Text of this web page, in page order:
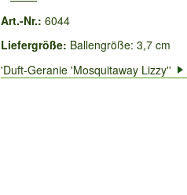
Art.-Nr.: 6044
Liefergröße: Ballengröße: 3,7 cm
'Duft-Geranie 'Mosquitaway Lizzy''